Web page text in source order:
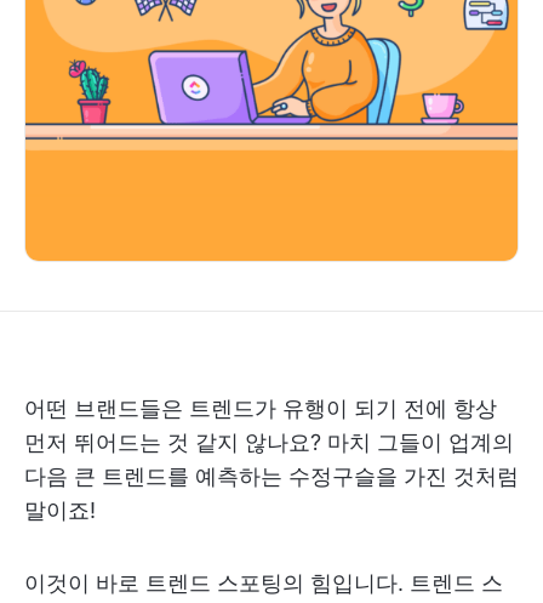
어떤 브랜드들은 트렌드가 유행이 되기 전에 항상
먼저 뛰어드는 것 같지 않나요? 마치 그들이 업계의
다음 큰 트렌드를 예측하는 수정구슬을 가진 것처럼
말이죠!
이것이 바로 트렌드 스포팅의 힘입니다. 트렌드 스